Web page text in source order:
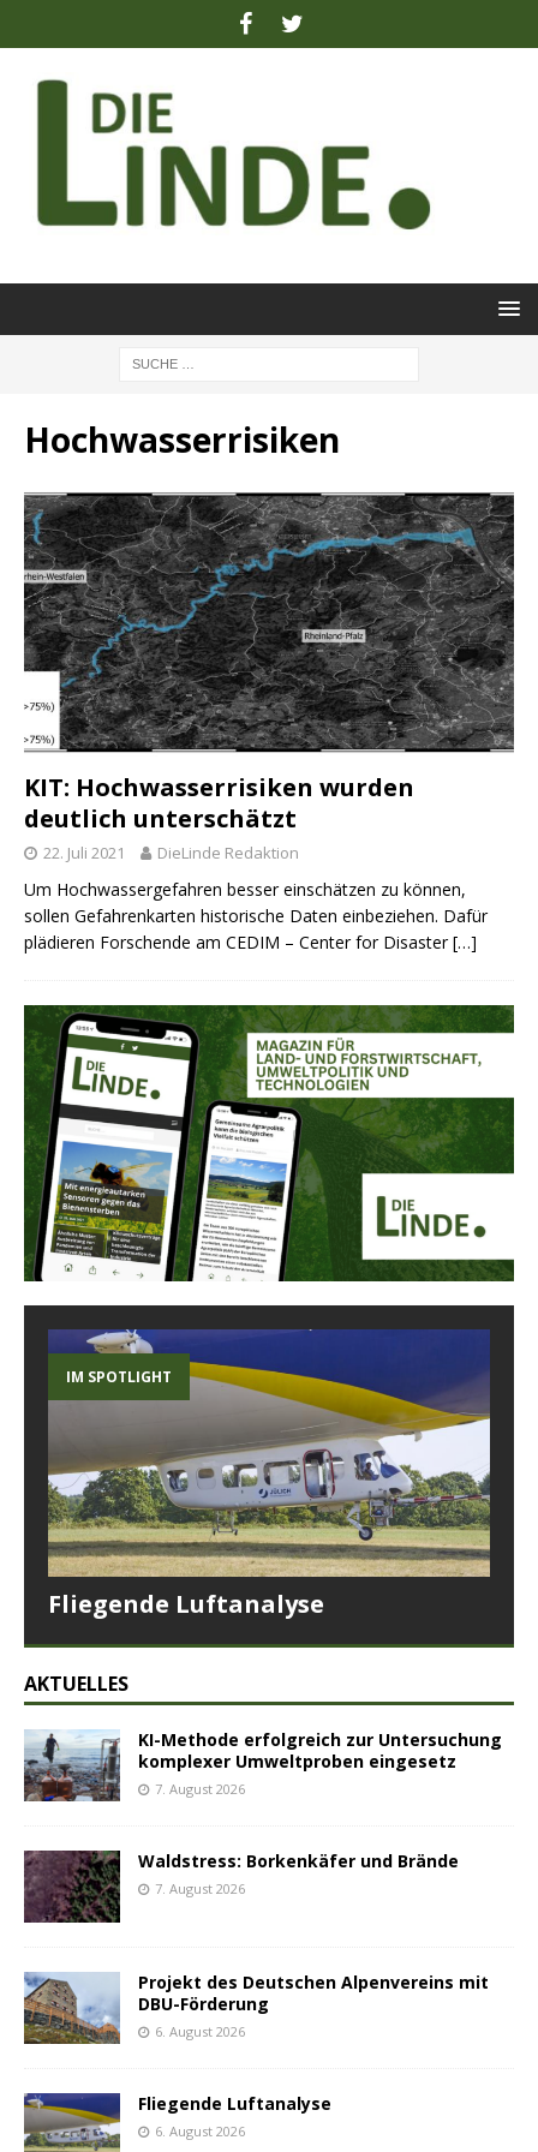
Hochwasserrisiken
KIT: Hochwasserrisiken wurden
deutlich unterschätzt
22. Juli 2021 DieLinde Redaktion
Um Hochwassergefahren besser einschätzen zu können,
sollen Gefahrenkarten historische Daten einbeziehen. Dafür
plädieren Forschende am CEDIM – Center for Disaster[…]
IM SPOTLIGHT
Fliegende Luftanalyse
AKTUELLES
KI-Methode erfolgreich zur Untersuchung
komplexer Umweltproben eingesetz
7. August 2026
Waldstress: Borkenkäfer und Brände
7. August 2026
Projekt des Deutschen Alpenvereins mit
DBU-Förderung
6. August 2026
Fliegende Luftanalyse
6. August 2026